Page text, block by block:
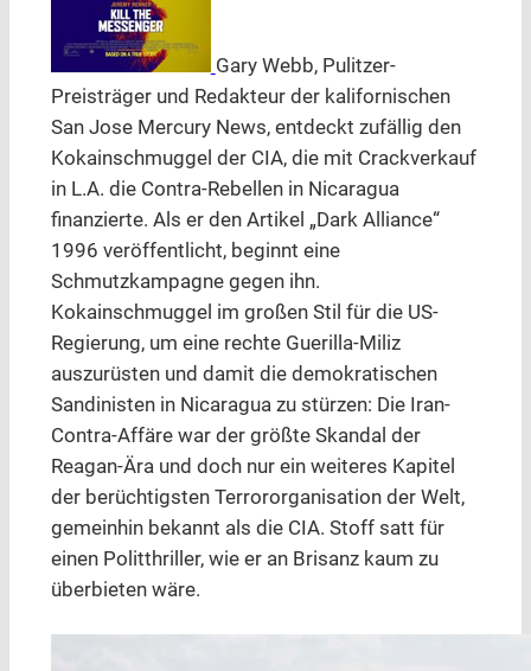
Gary Webb, Pulitzer-
Preisträger und Redakteur der kalifornischen
San Jose Mercury News, entdeckt zufällig den
Kokainschmuggel der CIA, die mit Crackverkauf
in L.A. die Contra-Rebellen in Nicaragua
finanzierte. Als er den Artikel „Dark Alliance“
1996 veröffentlicht, beginnt eine
Schmutzkampagne gegen ihn.
Kokainschmuggel im großen Stil für die US-
Regierung, um eine rechte Guerilla-Miliz
auszurüsten und damit die demokratischen
Sandinisten in Nicaragua zu stürzen: Die Iran-
Contra-Affäre war der größte Skandal der
Reagan-Ära und doch nur ein weiteres Kapitel
der berüchtigsten Terrororganisation der Welt,
gemeinhin bekannt als die CIA. Stoff satt für
einen Politthriller, wie er an Brisanz kaum zu
überbieten wäre.